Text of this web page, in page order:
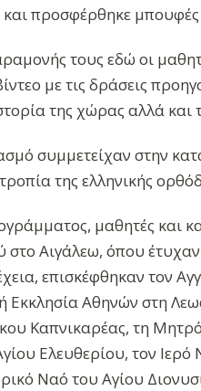
προσφέρθηκε μπουφές
τους εδώ οι
με τις δράσεις
της χώρας αλλά και
συμμετείχαν στην
της ελληνικής
μαθητές και
Αιγάλεω, όπου έτυχαν
επισκέφθηκαν τον
Εκκλησία Αθηνών στη
Καπνικαρέας, τη
Ελευθερίου, τον
Ναό του Αγίου